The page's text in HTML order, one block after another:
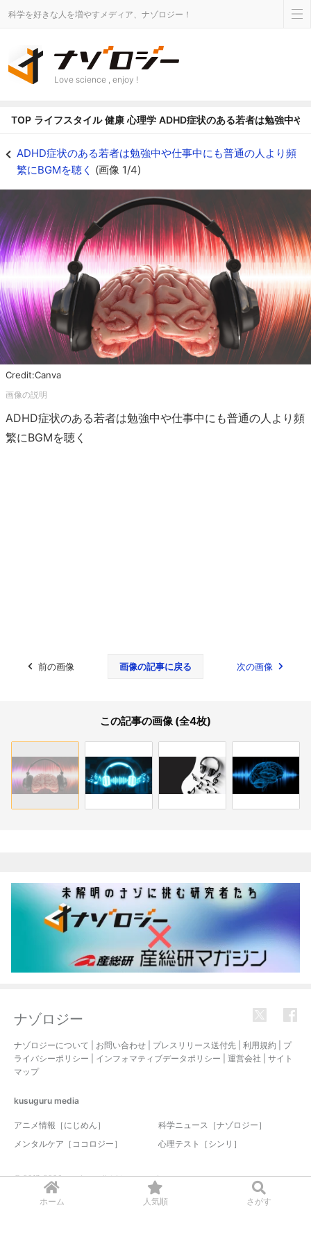
ホーム 人気順 さがす
科学を好きな人を増やすメディア、ナゾロジー！
Love science , enjoy !
TOP ライフスタイル 健康 心理学 ADHD症状のある若者は勉強中や
ADHD症状のある若者は勉強中や仕事中にも普通の人より頻
繁にBGMを聴く (画像 1/4)
Credit:Canva
ADHD症状のある若者は勉強中や仕事中にも普通の人より頻
繁にBGMを聴く
前の画像 画像の記事に戻る 次の画像
この記事の画像 (全4枚)
ナゾロジー
ナゾロジーについて お問い合わせ プレスリリース送付先 利用規約
プ
ライバシーポリシー
インフォマティブデータポリシー 運営会社
サイト
マップ
kusuguru media
アニメ情報［にじめん］
科学ニュース［ナゾロジー］
メンタルケア［ココロジー］
心理テスト［シンリ］
© 2017-2026 nazology. all rights reserved.